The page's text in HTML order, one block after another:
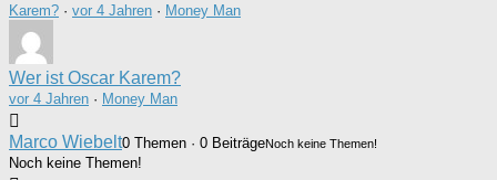
Karem? · vor 4 Jahren · Money Man
Wer ist Oscar Karem?
vor 4 Jahren · Money Man
Marco Wiebelt0 Themen · 0 BeiträgeNoch keine Themen!
Noch keine Themen!